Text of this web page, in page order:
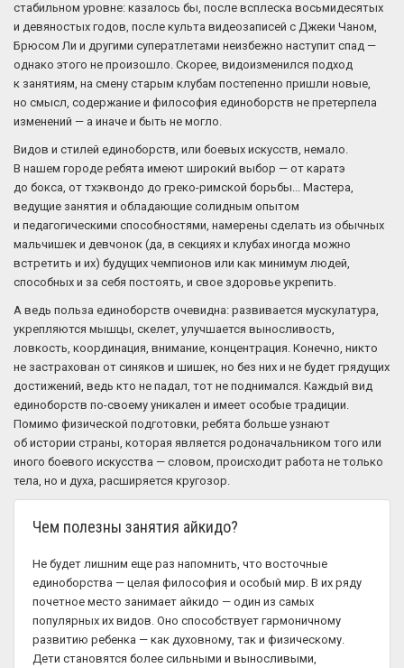
стабильном уровне: казалось бы, после всплеска восьмидесятых
и девяностых годов, после культа видеозаписей с Джеки Чаном,
Брюсом Ли и другими суператлетами неизбежно наступит спад —
однако этого не произошло. Скорее, видоизменился подход
к занятиям, на смену старым клубам постепенно пришли новые,
но смысл, содержание и философия единоборств не претерпела
изменений — а иначе и быть не могло.
Видов и стилей единоборств, или боевых искусств, немало.
В нашем городе ребята имеют широкий выбор — от каратэ
до бокса, от тхэквондо до греко-римской борьбы... Мастера,
ведущие занятия и обладающие солидным опытом
и педагогическими способностями, намерены сделать из обычных
мальчишек и девчонок (да, в секциях и клубах иногда можно
встретить и их) будущих чемпионов или как минимум людей,
способных и за себя постоять, и свое здоровье укрепить.
А ведь польза единоборств очевидна: развивается мускулатура,
укрепляются мышцы, скелет, улучшается выносливость,
ловкость, координация, внимание, концентрация. Конечно, никто
не застрахован от синяков и шишек, но без них и не будет грядущих
достижений, ведь кто не падал, тот не поднимался. Каждый вид
единоборств по-своему уникален и имеет особые традиции.
Помимо физической подготовки, ребята больше узнают
об истории страны, которая является родоначальником того или
иного боевого искусства — словом, происходит работа не только
тела, но и духа, расширяется кругозор.
Чем полезны занятия айкидо?
Не будет лишним еще раз напомнить, что восточные
единоборства — целая философия и особый мир. В их ряду
почетное место занимает айкидо — один из самых
популярных их видов. Оно способствует гармоничному
развитию ребенка — как духовному, так и физическому.
Дети становятся более сильными и выносливыми,